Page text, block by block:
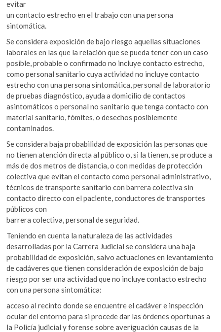
evitar
un contacto estrecho en el trabajo con una persona
sintomática.
Se considera exposición de bajo riesgo aquellas situaciones
laborales en las que la relación que se pueda tener con un caso
posible, probable o confirmado no incluye contacto estrecho,
como personal sanitario cuya actividad no incluye contacto
estrecho con una persona sintomática, personal de laboratorio
de pruebas diagnóstico, ayuda a domicilio de contactos
asintomáticos o personal no sanitario que tenga contacto con
material sanitario, fómites, o desechos posiblemente
contaminados.
Se considera baja probabilidad de exposición las personas que
no tienen atención directa al público o, si la tienen, se produce a
más de dos metros de distancia, o con medidas de protección
colectiva que evitan el contacto como personal administrativo,
técnicos de transporte sanitario con barrera colectiva sin
contacto directo con el paciente, conductores de transportes
públicos con
barrera colectiva, personal de seguridad.
Teniendo en cuenta la naturaleza de las actividades
desarrolladas por la Carrera Judicial se considera una baja
probabilidad de exposición, salvo actuaciones en levantamiento
de cadáveres que tienen consideración de exposición de bajo
riesgo por ser una actividad que no incluye contacto estrecho
con una persona sintomática:
acceso al recinto donde se encuentre el cadáver e inspección
ocular del entorno para si procede dar las órdenes oportunas a
la Policía judicial y forense sobre averiguación causas de la